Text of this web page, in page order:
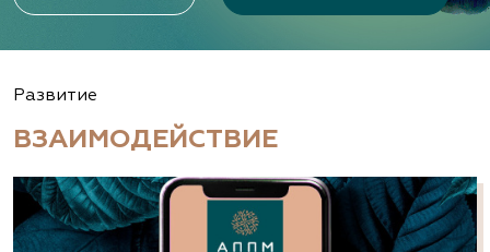
Развитие
ВЗАИМОДЕЙСТВИЕ